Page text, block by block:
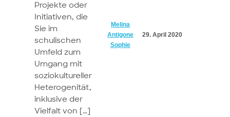
Projekte oder
Initiativen, die
Sie im
schulischen
Umfeld zum
Umgang mit
soziokultureller
Heterogenität,
inklusive der
Vielfalt von […]
Melina
Antigone
Sophie
29. April 2020